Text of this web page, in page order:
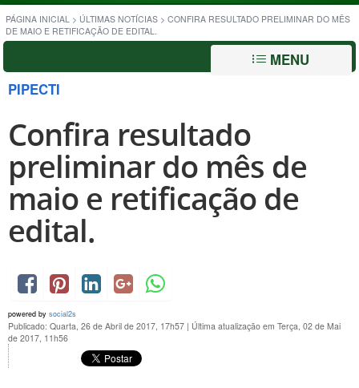
PÁGINA INICIAL > ÚLTIMAS NOTÍCIAS > CONFIRA RESULTADO PRELIMINAR DO MÊS
DE MAIO E RETIFICAÇÃO DE EDITAL.
MENU
PIPECTI
Confira resultado
preliminar do mês de
maio e retificação de
edital.
powered by social2s
Publicado: Quarta, 26 de Abril de 2017, 17h57 | Última atualização em Terça, 02 de Mai
de 2017, 11h56